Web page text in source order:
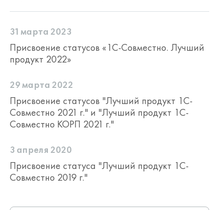
31 марта 2023
Присвоение статусов «1С-Совместно. Лучший
продукт 2022»
29 марта 2022
Присвоение статусов "Лучший продукт 1С-
Совместно 2021 г." и "Лучший продукт 1С-
Совместно КОРП 2021 г."
3 апреля 2020
Присвоение статуса "Лучший продукт 1С-
Совместно 2019 г."